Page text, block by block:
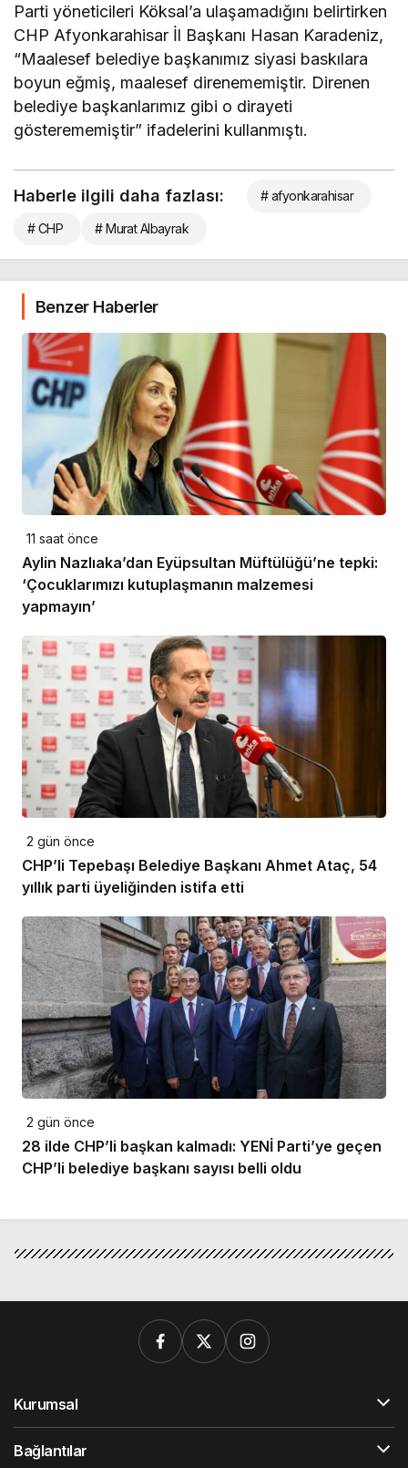
Parti yöneticileri Köksal’a ulaşamadığını belirtirken
CHP Afyonkarahisar İl Başkanı Hasan Karadeniz,
“Maalesef belediye başkanımız siyasi baskılara
boyun eğmiş, maalesef direnememiştir. Direnen
belediye başkanlarımız gibi o dirayeti
gösterememiştir” ifadelerini kullanmıştı.
Haberle ilgili daha fazlası: # afyonkarahisar
# CHP # Murat Albayrak
Benzer Haberler
11 saat önce
Aylin Nazlıaka’dan Eyüpsultan Müftülüğü’ne tepki:
‘Çocuklarımızı kutuplaşmanın malzemesi
yapmayın’
2 gün önce
CHP’li Tepebaşı Belediye Başkanı Ahmet Ataç, 54
yıllık parti üyeliğinden istifa etti
2 gün önce
28 ilde CHP’li başkan kalmadı: YENİ Parti’ye geçen
CHP’li belediye başkanı sayısı belli oldu
Kurumsal
Bağlantılar